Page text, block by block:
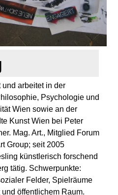
arbeitet in der
Psychologie und
Wien sowie an der
Kunst Wien bei Peter
Mag. Art., Mitglied Forum
Group; seit 2005
künstlerisch forschend
tätig. Schwerpunkte:
Felder, Spielräume
öffentlichem Raum.